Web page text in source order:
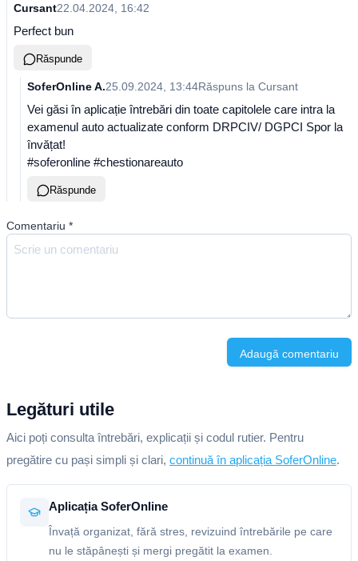
Cursant22.04.2024, 16:42
Perfect bun
Răspunde
SoferOnline A.25.09.2024, 13:44Răspuns la Cursant
Vei găsi în aplicație întrebări din toate capitolele care intra la
examenul auto actualizate conform DRPCIV/ DGPCI Spor la
învățat!
#soferonline #chestionareauto
Răspunde
Comentariu *
Adaugă comentariu
Legături utile
Aici poți consulta întrebări, explicații și codul rutier. Pentru
pregătire cu pași simpli și clari, continuă în aplicația SoferOnline.
Aplicația SoferOnline
Învață organizat, fără stres, revizuind întrebările pe care
nu le stăpânești și mergi pregătit la examen.